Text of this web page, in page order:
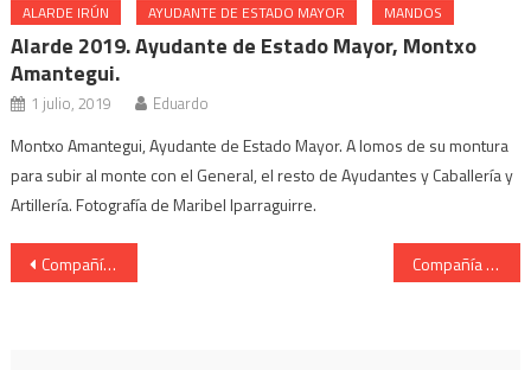
ALARDE IRÚN AYUDANTE DE ESTADO MAYOR MANDOS
Alarde 2019. Ayudante de Estado Mayor, Montxo
Amantegui.
1 julio, 2019 Eduardo
Montxo Amantegui, Ayudante de Estado Mayor. A lomos de su montura
para subir al monte con el General, el resto de Ayudantes y Caballería y
Artillería. Fotografía de Maribel Iparraguirre.
Navegación
Compañía Real Unión Cantinera Estíbaliz Peciña Presentación 2006 Compañía Real Unión Cantinera Estíbaliz Peciña Arrankada 2006